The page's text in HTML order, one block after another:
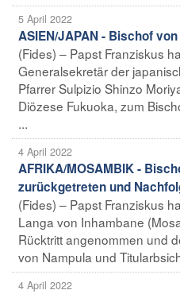
5 April 2022
ASIEN/JAPAN - Bischof
(Fides) – Papst Franziskus
Generalsekretär der
Pfarrer Sulpizio Shinzo
Diözese Fukuoka, zum
...
4 April 2022
AFRIKA/MOSAMBIK -
zurückgetreten und
(Fides) – Papst Franziskus
Langa von Inhambane
Rücktritt angenommen und
von Nampula und
4 April 2022